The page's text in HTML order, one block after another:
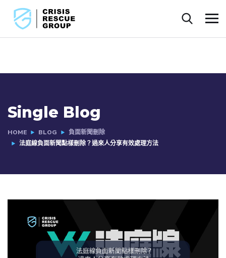
Single Blog
HOME BLOG
負面新聞刪除
法庭線負面新聞點樣刪除？過來人分享有效處理方法